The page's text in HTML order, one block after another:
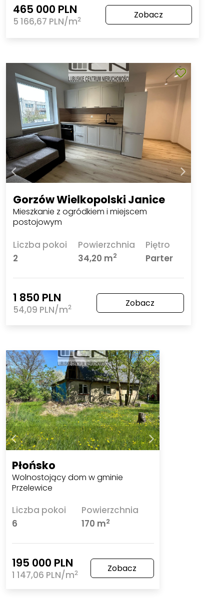
465 000 PLN
5 166,67 PLN/m2 Zobacz
Gorzów Wielkopolski Janice
Mieszkanie z ogródkiem i miejscem
postojowym
Liczba pokoi
2
Powierzchnia
34,20 m2
Piętro
Parter
1 850 PLN
54,09 PLN/m2 Zobacz
Płońsko
Wolnostojący dom w gminie
Przelewice
Liczba pokoi
6
Powierzchnia
170 m2
195 000 PLN
1 147,06 PLN/m2 Zobacz